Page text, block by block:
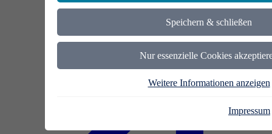
Speichern & schließen
Nur essenzielle Cookies
Weitere Informationen anzeigen
Impressum